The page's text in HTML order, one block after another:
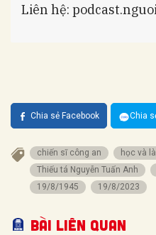
Liên hệ:
Chia sẻ Facebook Chia
chiến sĩ công an
học và
Thiếu tá Nguyễn Tuấn Anh
19/8/1945
19/8/2023
Bài liên quan